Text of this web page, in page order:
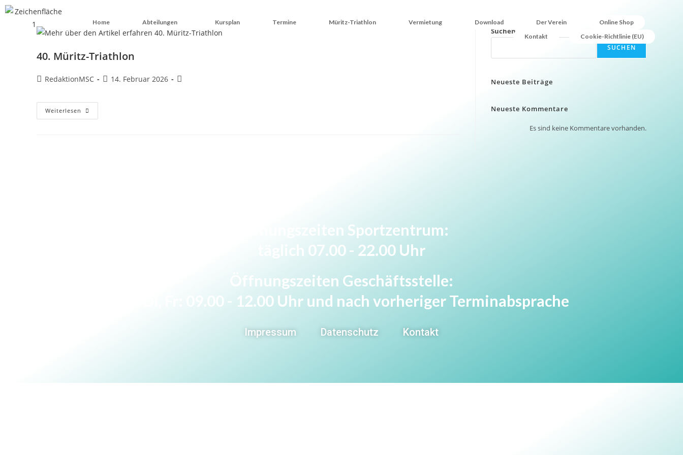
Home Abteilungen Kursplan Termine Müritz-Triathlon Vermietung Download Der Verein
Online Shop
Kontakt
Cookie-Richtlinie (EU)
40. Müritz-Triathlon
RedaktionMSC 14. Februar 2026
Weiterlesen
Suchen
SUCHEN
Neueste Beiträge
Neueste Kommentare
Es sind keine Kommentare vorhanden.
Öffnungszeiten Sportzentrum:
täglich 07.00 - 22.00 Uhr
Öffnungszeiten Geschäftsstelle:
Mo, Di, Fr: 09.00 - 12.00 Uhr und nach vorheriger Terminabsprache
Impressum Datenschutz Kontakt